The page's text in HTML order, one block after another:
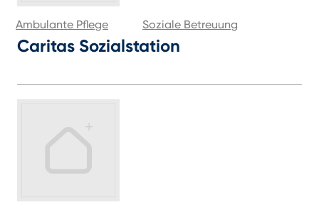
Ambulante Pflege Soziale Betreuung
Caritas Sozialstation